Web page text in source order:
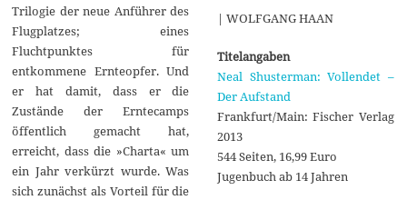
Trilogie der neue Anführer des
Flugplatzes; eines
Fluchtpunktes für
entkommene Ernteopfer. Und
er hat damit, dass er die
Zustände der Erntecamps
öffentlich gemacht hat,
erreicht, dass die »Charta« um
ein Jahr verkürzt wurde. Was
sich zunächst als Vorteil für die
| WOLFGANG HAAN
Titelangaben
Neal Shusterman: Vollendet –
Der Aufstand
Frankfurt/Main: Fischer Verlag
2013
544 Seiten, 16,99 Euro
Jugenbuch ab 14 Jahren